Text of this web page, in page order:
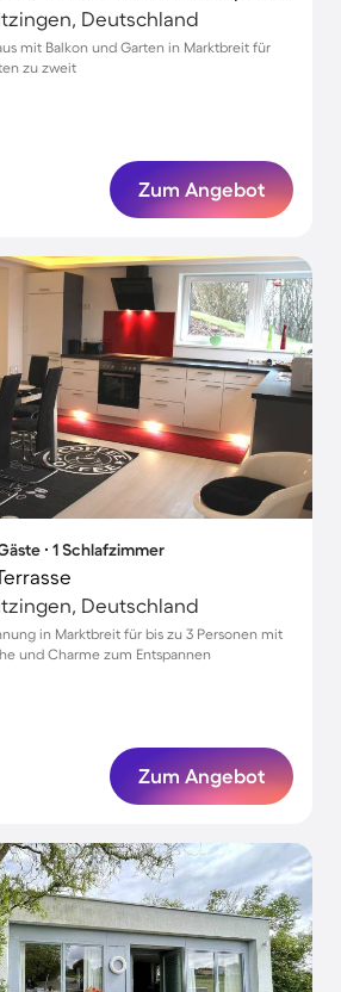
Deutschland
mit Balkon und Garten in Marktbreit für
zu zweit
Zum Angebot
∙ 1 Schlafzimmer
Deutschland
in Marktbreit für bis zu 3 Personen mit
und Charme zum Entspannen
Zum Angebot